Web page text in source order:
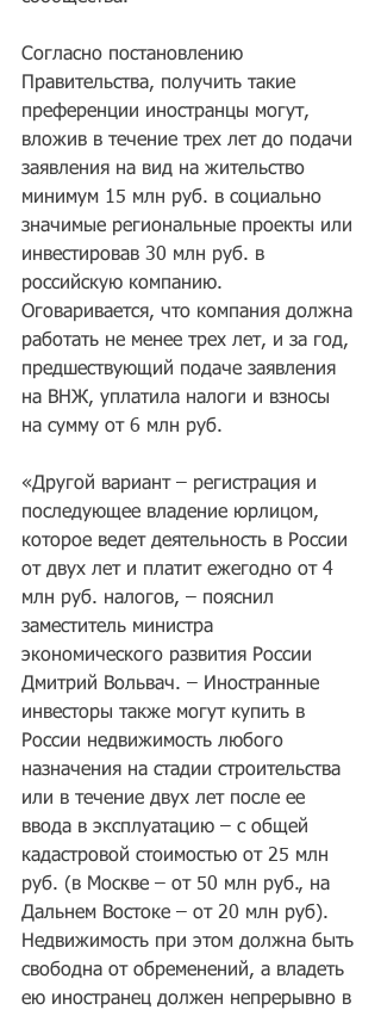
Согласно постановлению
Правительства, получить такие
преференции иностранцы могут,
вложив в течение трех лет до подачи
заявления на вид на жительство
минимум 15 млн руб. в социально
значимые региональные проекты или
инвестировав 30 млн руб. в
российскую компанию.
Оговаривается, что компания должна
работать не менее трех лет, и за год,
предшествующий подаче заявления
на ВНЖ, уплатила налоги и взносы
на сумму от 6 млн руб.
«Другой вариант – регистрация и
последующее владение юрлицом,
которое ведет деятельность в России
от двух лет и платит ежегодно от 4
млн руб. налогов, – пояснил
заместитель министра
экономического развития России
Дмитрий Вольвач. – Иностранные
инвесторы также могут купить в
России недвижимость любого
назначения на стадии строительства
или в течение двух лет после ее
ввода в эксплуатацию – с общей
кадастровой стоимостью от 25 млн
руб. (в Москве – от 50 млн руб., на
Дальнем Востоке – от 20 млн руб).
Недвижимость при этом должна быть
свободна от обременений, а владеть
ею иностранец должен непрерывно в